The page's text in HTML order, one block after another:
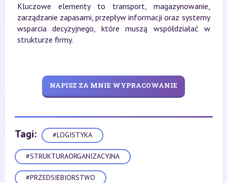
Kluczowe elementy to transport, magazynowanie,
zarządzanie zapasami, przepływ informacji oraz systemy
wsparcia decyzyjnego, które muszą współdziałać w
strukturze firmy.
NAPISZ ZA MNIE WYPRACOWANIE
Tagi: #LOGISTYKA
#STRUKTURAORGANIZACYJNA
#PRZEDSIEBIORSTWO